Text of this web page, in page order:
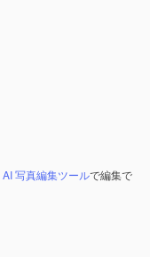
AI 写真編集ツールで編集で